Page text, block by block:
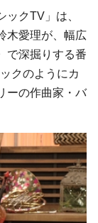
クTV」は、
木愛理が、幅広
で深掘りする番
クのようにカ
ーの作曲家・バ